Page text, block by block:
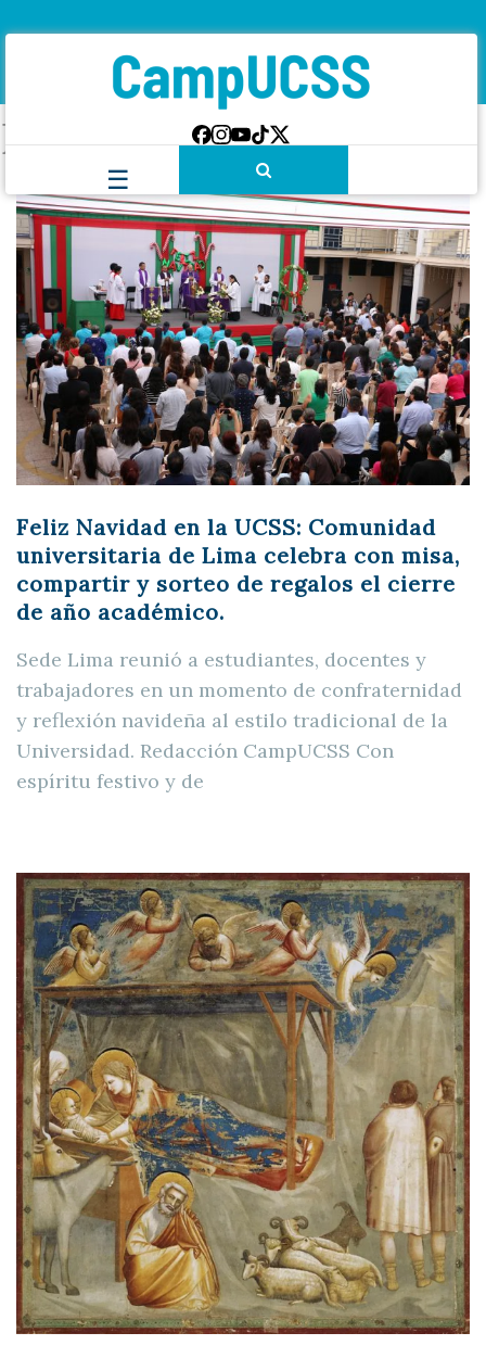
Etiqueta:Navidad
Feliz Navidad en la UCSS: Comunidad
universitaria de Lima celebra con misa,
compartir y sorteo de regalos el cierre
de año académico.
Sede Lima reunió a estudiantes, docentes y
trabajadores en un momento de confraternidad
y reflexión navideña al estilo tradicional de la
Universidad. Redacción CampUCSS Con
espíritu festivo y de